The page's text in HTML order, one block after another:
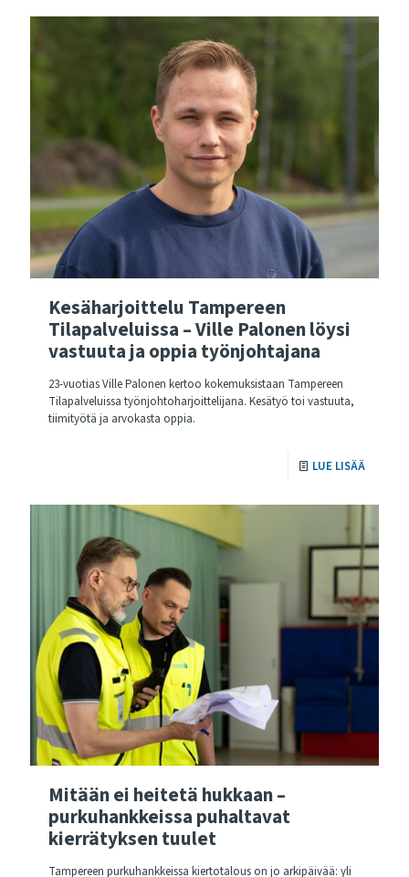
Kesäharjoittelu Tampereen
Tilapalveluissa – Ville Palonen löysi
vastuuta ja oppia työnjohtajana
23-vuotias Ville Palonen kertoo kokemuksistaan Tampereen
Tilapalveluissa työnjohtoharjoittelijana. Kesätyö toi vastuuta,
tiimityötä ja arvokasta oppia.
LUE LISÄÄ
Mitään ei heitetä hukkaan –
purkuhankkeissa puhaltavat
kierrätyksen tuulet
Tampereen purkuhankkeissa kiertotalous on jo arkipäivää: yli